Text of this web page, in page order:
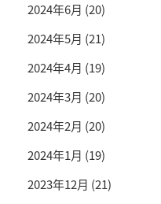
2024年6月 (20)
2024年5月 (21)
2024年4月 (19)
2024年3月 (20)
2024年2月 (20)
2024年1月 (19)
2023年12月 (21)